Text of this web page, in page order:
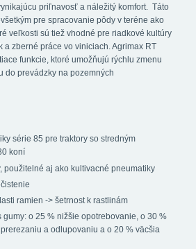
priľnavosť a náležitý komfort. Táto
pre spracovanie pôdy v teréne ako
veľkosti sú tiež vhodné pre riadkové kultúry
a zberné práce vo viniciach. Agrimax RT
funkcie, ktoré umožňujú rýchlu zmenu
do prevádzky na pozemných
série 85 pre traktory so stredným
koní
použitelné aj ako kultivacné pneumatiky
ramien -> šetrnost k rastlinám
o 25 % nižšie opotrebovanie, o 30 %
a odlupovaniu a o 20 % väcšia